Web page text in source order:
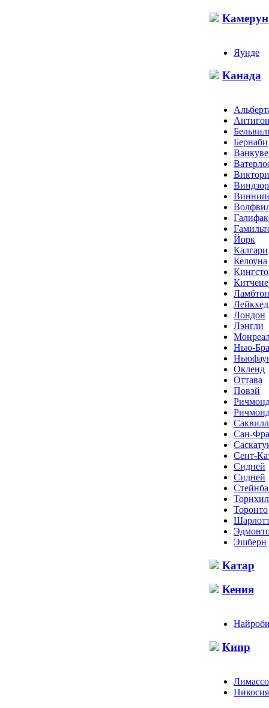
Камерун
Яунде
Канада
Бернаби
Виндзор
Йорк
Калгари
Келоуна
Ламбтон
Лейкхед
Лондон
Лэнгли
Нью-
Окленд
Оттава
Повэй
Саквилл
Сан-
Сент-
Сидней
Сидней
Торонто
Эшберн
Катар
Кения
Кипр
Никосия